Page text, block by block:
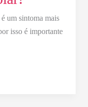
um sintoma mais
isso é importante